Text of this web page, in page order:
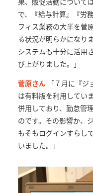
で、『給与計算』『労
フィス業務の大半を菅
る状況が明らかになり
システムも十分に活用
び上がりました。」
菅原さん 「７月に『
は有料版を利用してい
併用しており、勤怠管
のです。その影響か、
もそもログインすらし
いました。」